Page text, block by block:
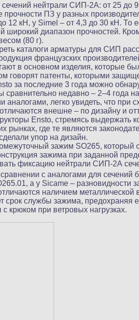
нейтрали СИП-2А: от 25 до
ПЗ у разных
12 кН, у Simel – от 4,3 до 30 кН. То
диапазон прочностей.
(80 г).
каталоги арматуры для СИП
французских
в основном изделия, которые
говорят патенты, которыми
за последние 3 года можно
сравнительно недавно – 2–4 года
легко увидеть, что при
внешне – по дизайну и
Ensto, стремясь выдержать
рынках, где те являются
упор на дизайн.
зажим SO265, который
зажима при заданной
фиксацию нейтрали СИП-2А
с аналогами для сечений
а у Sicame – разновидности
наличием металлической
срок службы зажима, предохраняя
крюком при ветровых нагрузках.